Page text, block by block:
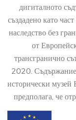
дигиталното
създадено като
наследство без
от
трансгранично
2020.
исторически музей
предполага, че